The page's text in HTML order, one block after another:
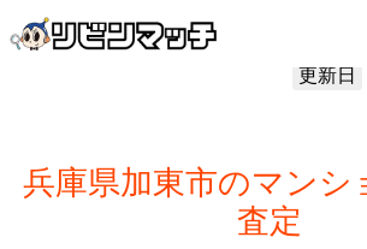
更新日
兵庫県加東市のマンシ
査定